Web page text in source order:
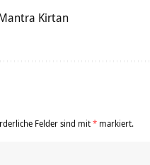
Kirtan
Felder sind mit* markiert.